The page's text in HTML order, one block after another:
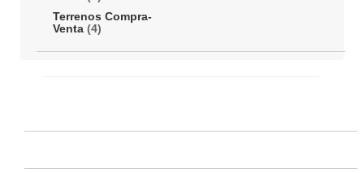
Terrenos Compra-
Venta (4)